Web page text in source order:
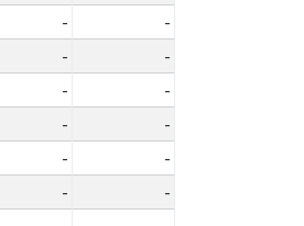
-
-
-
-
-
-
-
-
-
-
-
-